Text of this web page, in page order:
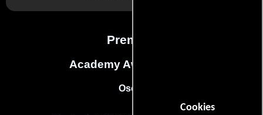
Cookies
Premios
Academy Awards, USA
Oscar